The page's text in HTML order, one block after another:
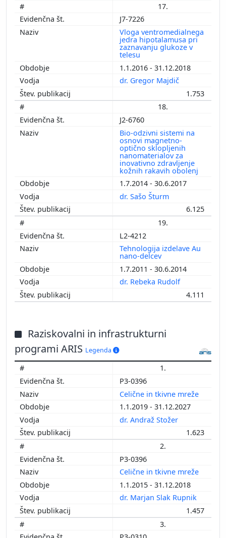
17.
J7-7226
Vloga ventromedialnega
jedra hipotalamusa pri
zaznavanju glukoze v
telesu
1.1.2016 - 31.12.2018
dr. Gregor Majdič
1.753
18.
J2-6760
Bio-odzivni sistemi na
osnovi magnetno-
optično sklopljenih
nanomaterialov za
inovativno zdravljenje
kožnih rakavih obolenj
1.7.2014 - 30.6.2017
dr. Sašo Šturm
6.125
19.
L2-4212
Tehnologija izdelave Au
nano-delcev
1.7.2011 - 30.6.2014
dr. Rebeka Rudolf
4.111
Raziskovalni in infrastrukturni
programi ARIS Legenda
1.
P3-0396
Celične in tkivne mreže
1.1.2019 - 31.12.2027
dr. Andraž Stožer
1.623
2.
P3-0396
Celične in tkivne mreže
1.1.2015 - 31.12.2018
dr. Marjan Slak Rupnik
1.457
3.